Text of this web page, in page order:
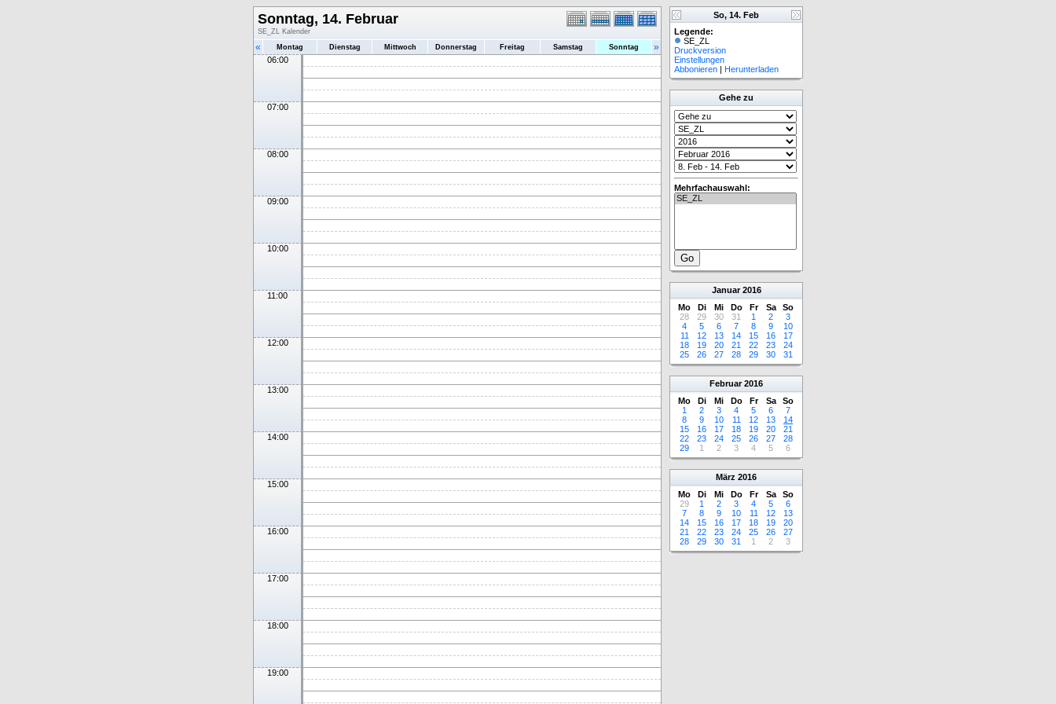
Sonntag, 14. Februar
SE_ZL Kalender
« Montag Dienstag Mittwoch Donnerstag Freitag Samstag Sonntag »
06:00
07:00
08:00
09:00
10:00
11:00
12:00
13:00
14:00
15:00
16:00
17:00
18:00
19:00
So, 14. Feb
Legende:
SE_ZL
Druckversion
Einstellungen
Abbonieren | Herunterladen
Gehe zu
Mehrfachauswahl:
Januar 2016
Mo
Di Mi Do Fr Sa
So
28
29 30 31 1 2
3
4
5 6 7 8 9
10
11
12 13 14 15 16
17
18
19 20 21 22 23
24
25
26 27 28 29 30 31
Februar 2016
Mo
Di Mi Do Fr Sa
So
1
2 3 4 5 6
7
8
9 10 11 12 13
14
15
16 17 18 19 20
21
22
23 24 25 26 27
28
29
1 2 3 4 5 6
März 2016
Mo
Di Mi Do Fr Sa
So
29
1 2 3 4 5
6
7
8 9 10 11 12
13
14
15 16 17 18 19
20
21
22 23 24 25 26
27
28
29 30 31 1 2 3